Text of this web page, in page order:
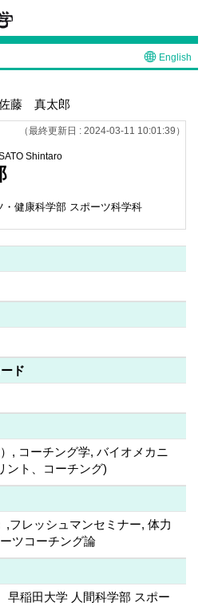
English
藤 真太郎
（最終更新日 : 2024-03-11 10:01:39）
Shintaro
・健康科学部 スポーツ科学科
ド
, コーチング学, バイオメカニ
ント、コーチング)
,フレッシュマンセミナー, 体力
ツコーチング論
早稲田大学 人間科学部 スポー